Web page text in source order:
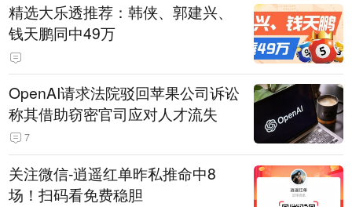
精选大乐透推荐：韩侠、郭建兴、
钱天鹏同中49万
OpenAI请求法院驳回苹果公司诉讼
称其借助窃密官司应对人才流失
7
关注微信-逍遥红单昨私推命中8
场！扫码看免费稳胆